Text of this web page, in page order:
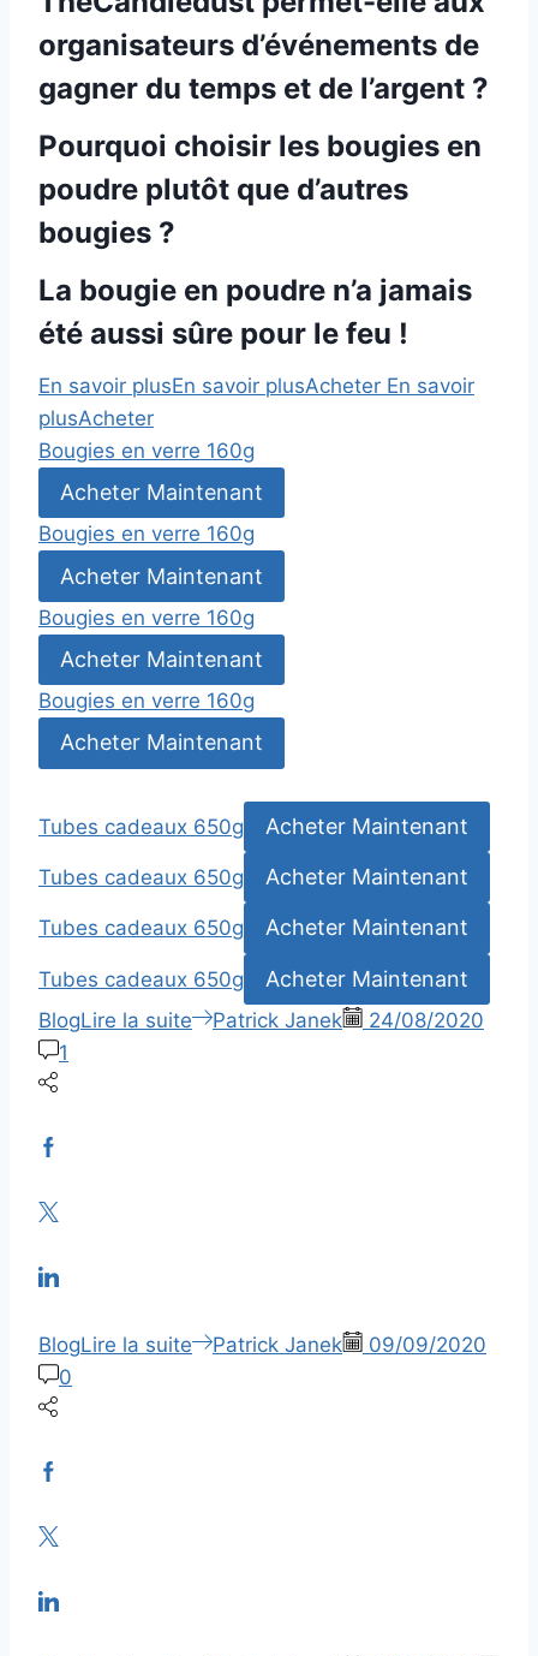
organisateurs d’événements de
gagner du temps et de l’argent ?
Pourquoi choisir les bougies en
poudre plutôt que d’autres
bougies ?
La bougie en poudre n’a jamais
été aussi sûre pour le feu !
En savoir plusEn savoir plusAcheter En savoir
plusAcheter
Bougies en verre 160g
Acheter Maintenant
Bougies en verre 160g
Acheter Maintenant
Bougies en verre 160g
Acheter Maintenant
Bougies en verre 160g
Acheter Maintenant
Tubes cadeaux 650g Acheter Maintenant
Tubes cadeaux 650g Acheter Maintenant
Tubes cadeaux 650g Acheter Maintenant
Tubes cadeaux 650g Acheter Maintenant
BlogLire la suite Patrick Janek
24/08/2020
1
BlogLire la suite Patrick Janek
09/09/2020
0